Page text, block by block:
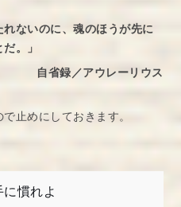
れないのに、魂のほうが先に
。」
自省録／アウレーリウス
止めにしておきます。
慣れよ